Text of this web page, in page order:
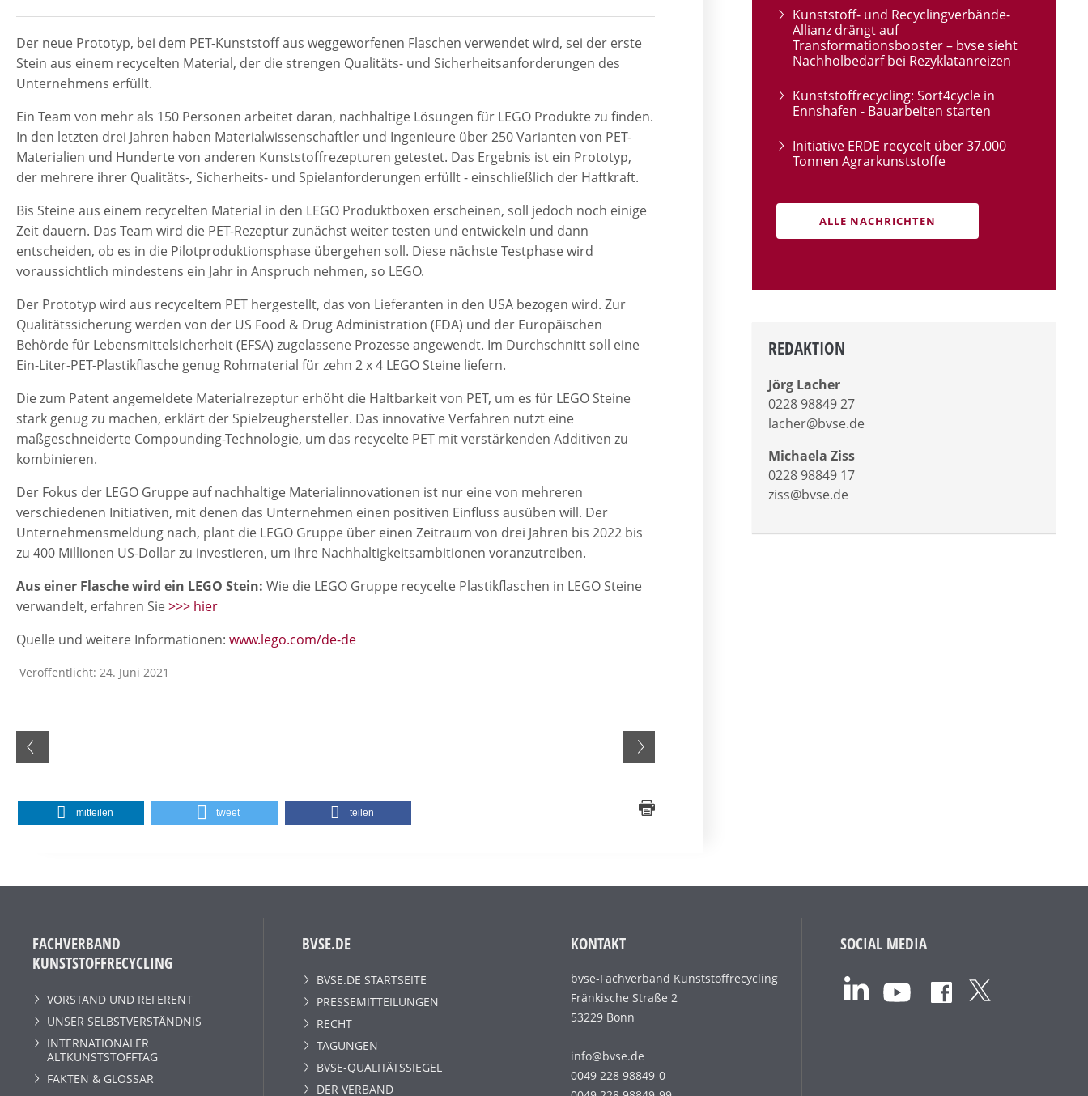
Der neue Prototyp, bei dem PET-Kunststoff aus weggeworfenen Flaschen verwendet wird, sei der erste
Stein aus einem recycelten Material, der die strengen Qualitäts- und Sicherheitsanforderungen des
Unternehmens erfüllt.
Ein Team von mehr als 150 Personen arbeitet daran, nachhaltige Lösungen für LEGO Produkte zu finden.
In den letzten drei Jahren haben Materialwissenschaftler und Ingenieure über 250 Varianten von PET-
Materialien und Hunderte von anderen Kunststoffrezepturen getestet. Das Ergebnis ist ein Prototyp,
der mehrere ihrer Qualitäts-, Sicherheits- und Spielanforderungen erfüllt - einschließlich der Haftkraft.
Bis Steine aus einem recycelten Material in den LEGO Produktboxen erscheinen, soll jedoch noch einige
Zeit dauern. Das Team wird die PET-Rezeptur zunächst weiter testen und entwickeln und dann
entscheiden, ob es in die Pilotproduktionsphase übergehen soll. Diese nächste Testphase wird
voraussichtlich mindestens ein Jahr in Anspruch nehmen, so LEGO.
Der Prototyp wird aus recyceltem PET hergestellt, das von Lieferanten in den USA bezogen wird. Zur
Qualitätssicherung werden von der US Food & Drug Administration (FDA) und der Europäischen
Behörde für Lebensmittelsicherheit (EFSA) zugelassene Prozesse angewendt. Im Durchschnitt soll eine
Ein-Liter-PET-Plastikflasche genug Rohmaterial für zehn 2 x 4 LEGO Steine liefern.
Die zum Patent angemeldete Materialrezeptur erhöht die Haltbarkeit von PET, um es für LEGO Steine
stark genug zu machen, erklärt der Spielzeughersteller. Das innovative Verfahren nutzt eine
maßgeschneiderte Compounding-Technologie, um das recycelte PET mit verstärkenden Additiven zu
kombinieren.
Der Fokus der LEGO Gruppe auf nachhaltige Materialinnovationen ist nur eine von mehreren
verschiedenen Initiativen, mit denen das Unternehmen einen positiven Einfluss ausüben will. Der
Unternehmensmeldung nach, plant die LEGO Gruppe über einen Zeitraum von drei Jahren bis 2022 bis
zu 400 Millionen US-Dollar zu investieren, um ihre Nachhaltigkeitsambitionen voranzutreiben.
Aus einer Flasche wird ein LEGO Stein: Wie die LEGO Gruppe recycelte Plastikflaschen in LEGO Steine
verwandelt, erfahren Sie>>> hier
Quelle und weitere Informationen: www.lego.com/de-de
Veröffentlicht: 24. Juni 2021
mitteilen tweet teilen
Kunststoff- und Recyclingverbände-
Allianz drängt auf
Transformationsbooster – bvse sieht
Nachholbedarf bei Rezyklatanreizen
Kunststoffrecycling: Sort4cycle in
Ennshafen - Bauarbeiten starten
Initiative ERDE recycelt über 37.000
Tonnen Agrarkunststoffe
ALLE NACHRICHTEN
REDAKTION
Jörg Lacher
0228 98849 27
lacher@bvse.de
Michaela Ziss
0228 98849 17
ziss@bvse.de
FACHVERBAND
KUNSTSTOFFRECYCLING
VORSTAND UND REFERENT
UNSER SELBSTVERSTÄNDNIS
INTERNATIONALER
ALTKUNSTSTOFFTAG
FAKTEN & GLOSSAR
BVSE.DE
BVSE.DE STARTSEITE
PRESSEMITTEILUNGEN
RECHT
TAGUNGEN
BVSE-QUALITÄTSSIEGEL
DER VERBAND
KONTAKT
bvse-Fachverband Kunststoffrecycling
Fränkische Straße 2
53229 Bonn
info@bvse.de
0049 228 98849-0
SOCIAL MEDIA